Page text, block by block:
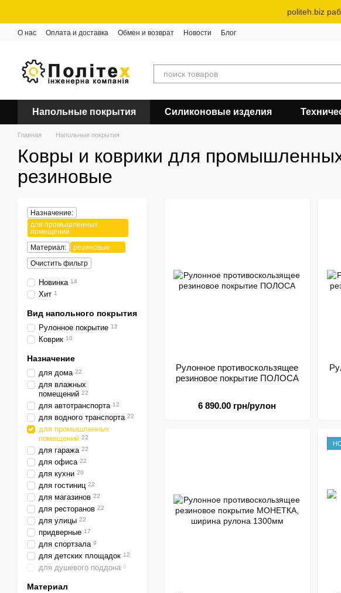
politeh.biz
О нас Оплата и доставка Обмен и возврат Новости Блог
Напольные покрытия Силиконовые изделия
Главная Напольные покрытия
Ковры и коврики для
резиновые
Рулонное противоскользящее
резиновое покрытие ПОЛОСА
6 890.00 грн/рулон
Назначение:
для промышленных
помещений
Материал:
резиновые
Очистить фильтр
Новинка 14
Хит 1
Вид напольного покрытия
Рулонное покрытие 12
Коврик 10
Назначение
для дома 22
для влажных
помещений 22
для автотранспорта 12
для водного транспорта 22
для промышленных
помещений 22
для гаража 22
для офиса 22
для кухни 20
для гостиниц 22
для магазинов 22
для ресторанов 22
для улицы 22
придверные 17
для спортзала 9
для детских площадок 12
для душевого поддона 0
Материал